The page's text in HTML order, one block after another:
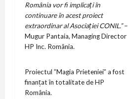
România vor fi implicați în
continuare în acest proiect
extraordinar al Asociației CONIL.”–
Mugur Pantaia, Managing Director
HP Inc. România.
Proiectul ”Magia Prieteniei” a fost
finanțat în totalitate de HP
România.